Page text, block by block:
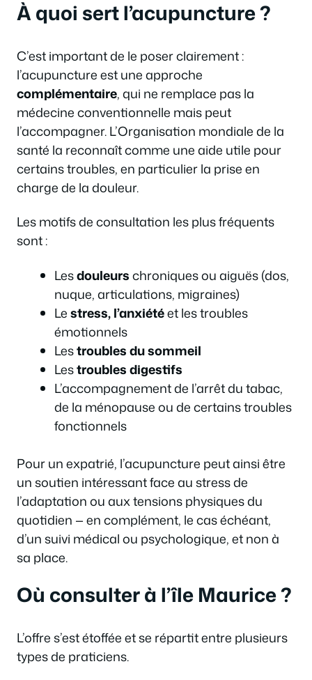
À quoi sert l’acupuncture ?
C’est important de le poser clairement :
l’acupuncture est une approche
complémentaire, qui ne remplace pas la
médecine conventionnelle mais peut
l’accompagner. L’Organisation mondiale de la
santé la reconnaît comme une aide utile pour
certains troubles, en particulier la prise en
charge de la douleur.
Les motifs de consultation les plus fréquents
sont :
Lesdouleurschroniques ou aiguës (dos,
nuque, articulations, migraines)
Lestress, l’anxiétéet les troubles
émotionnels
Lestroubles du sommeil
Lestroubles digestifs
L’accompagnement de l’arrêt du tabac,
de la ménopause ou de certains troubles
fonctionnels
Pour un expatrié, l’acupuncture peut ainsi être
un soutien intéressant face au stress de
l’adaptation ou aux tensions physiques du
quotidien — en complément, le cas échéant,
d’un suivi médical ou psychologique, et non à
sa place.
Où consulter à l’île Maurice ?
L’offre s’est étoffée et se répartit entre plusieurs
types de praticiens.